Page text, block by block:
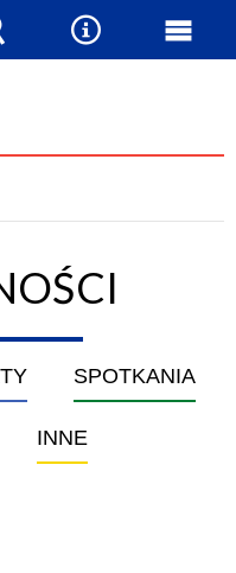
SPOTKANIA
INNE
Narzędzia
Menu